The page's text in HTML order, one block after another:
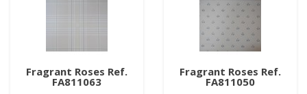
Fragrant Roses Ref.
FA811063
Fragrant Roses Ref.
FA811050